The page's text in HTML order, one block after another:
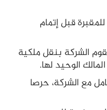
قبل إتمام
الشركة بنقل ملكية
الوحيد لها.
مع الشركة، حرصا